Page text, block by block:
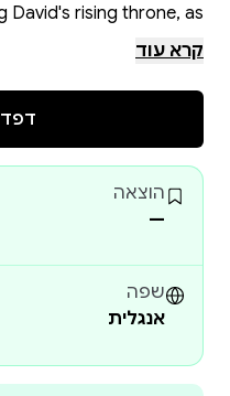
David's rising throne, as
nationhood, a new
One impossible alliance.
tragedies and driven by
cast caught in their own
Philistine warrior
pregnant bride enduring
קרא עוד
הוצאה
—
שפה
אנגלית